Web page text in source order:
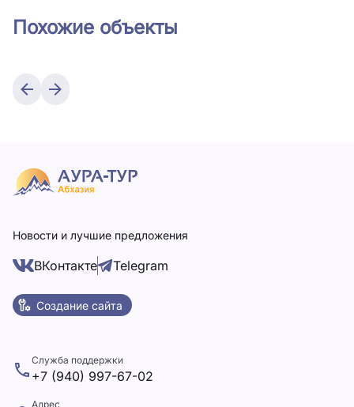
Похожие объекты
Новости и лучшие предложения
ВКонтакте Telegram
Создание сайта
Служба поддержки
+7 (940) 997-67-02
Адрес